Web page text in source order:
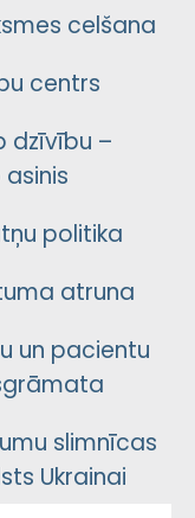
celšana
centrs
dzīvību –
asinis
politika
atruna
un pacientu
slimnīcas
Ukrainai